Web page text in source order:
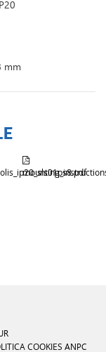
mm
COOKIES ANPC